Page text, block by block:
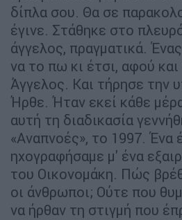
δίπλα σου. Θα σε
έγινε. Στάθηκε στο
άγγελος, πραγματικά.
να το πω κι έτσι, αφού
Άγγελος. Και τήρησε την
Ήρθε. Ήταν εκεί κάθε
αυτή τη διαδικασία
«Αναπνοές», το 1997. Ένα
ηχογραφήσαμε μ' ένα
του Οικονομάκη. Πώς
οι άνθρωποι; Ούτε που
να ήρθαν τη στιγμή που